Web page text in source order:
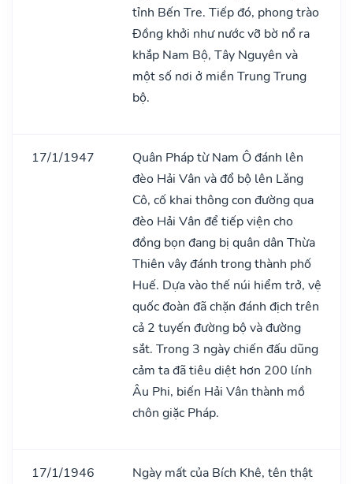
tỉnh Bến Tre. Tiếp đó, phong trào
Đồng khởi như nước vỡ bờ nổ ra
khắp Nam Bộ, Tây Nguyên và
một số nơi ở miền Trung Trung
bộ.
17/1/1947
Quân Pháp từ Nam Ô đánh lên
đèo Hải Vân và đổ bộ lên Lǎng
Cô, cố khai thông con đường qua
đèo Hải Vân để tiếp viện cho
đồng bọn đang bị quân dân Thừa
Thiên vây đánh trong thành phố
Huế. Dựa vào thế núi hiểm trở, vệ
quốc đoàn đã chặn đánh địch trên
cả 2 tuyến đường bộ và đường
sắt. Trong 3 ngày chiến đấu dũng
cảm ta đã tiêu diệt hơn 200 lính
Âu Phi, biến Hải Vân thành mồ
chôn giặc Pháp.
17/1/1946
Ngày mất của Bích Khê, tên thật